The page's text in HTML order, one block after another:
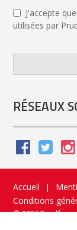
J'accepte
utilisées par
Email *
RÉSEAUX
Accueil |
Conditions
© 2026